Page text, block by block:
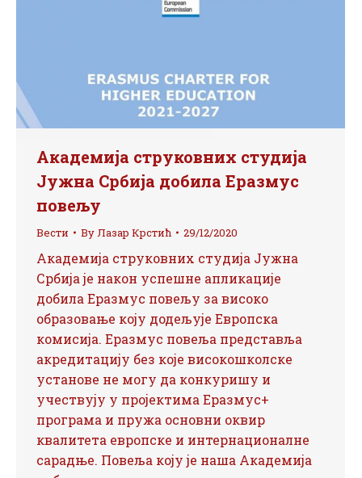
Академија струковних студија
Јужна Србија добила Еразмус
повељу
Вести ByЛазар Крстић 29/12/2020
Академија струковних студија Јужна
Србија је након успешне апликације
добила Еразмус повељу за високо
образовање коју додељује Европска
комисија. Еразмус повеља представља
акредитацију без које високошколске
установе не могу да конкуришу и
учествују у пројектима Еразмус+
програма и пружа основни оквир
квалитета европске и интернационалне
сарадње. Повеља коју је наша Академија